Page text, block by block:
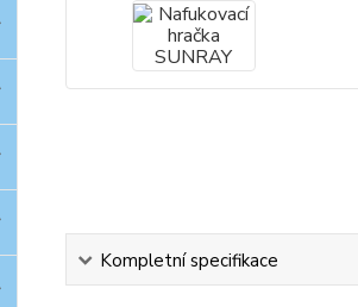
Kompletní specifikace